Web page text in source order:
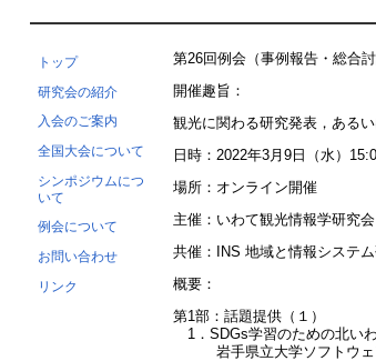
トップ
研究会の紹介
入会のご案内
全国大会について
シンポジウムにつ
いて
例会について
お問い合わせ
リンク
第26回例会（事例報告・総合討
開催趣旨：
観光に関わる研究発表，ある
日時：2022年3月9日（水）
場所：オンライン開催
主催：いわて観光情報学研究会
共催：INS 地域と情報システ
概要：
第1部：話題提供（１）
1．SDGs学習のための北い
岩手県立大学ソフトウ